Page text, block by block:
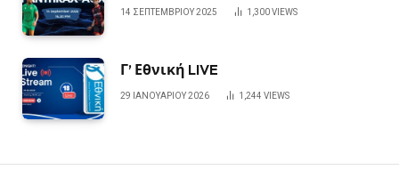
14 ΣΕΠΤΕΜΒΡΊΟΥ 2025 1,300VIEWS
Γ’ Εθνική LIVE
29 ΙΑΝΟΥΑΡΊΟΥ 2026 1,244 VIEWS